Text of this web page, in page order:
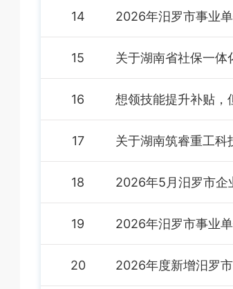
14 2026年汨罗市事业
15 关于湖南省社保一体
16 想领技能提升补贴，
17
18 2026年5月汨罗市企
19
20